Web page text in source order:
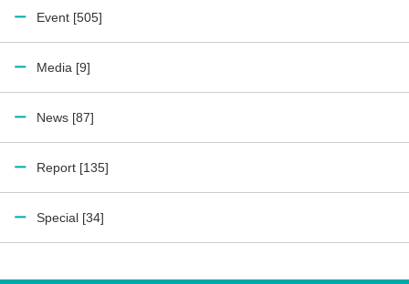
Event [505]
Media [9]
News [87]
Report [135]
Special [34]